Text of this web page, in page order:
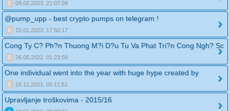
0 09.02.2023. 21:07:09
@pump_upp - best crypto pumps on telegram !
0 15.01.2023. 17:50:17
Cong Ty C? Ph?n Thuong M?i D?u Tu Va Phat Tri?n Cong Ngh? Sc
0 26.05.2022. 01:23:59
One individual went into the year with huge hype created by
0 16.11.2021. 05:11:51
Upravljanje troškovima - 2015/16